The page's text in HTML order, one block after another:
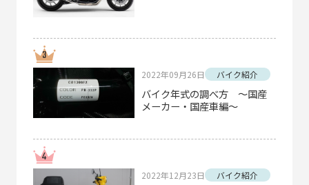
2022年09月26日 バイク紹介
バイク年式の調べ方 ～国産
メーカー・国産車編～
2022年12月23日 バイク紹介